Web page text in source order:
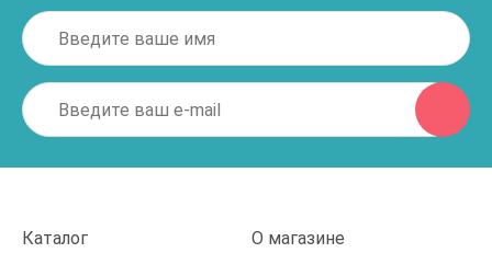
Каталог О магазине